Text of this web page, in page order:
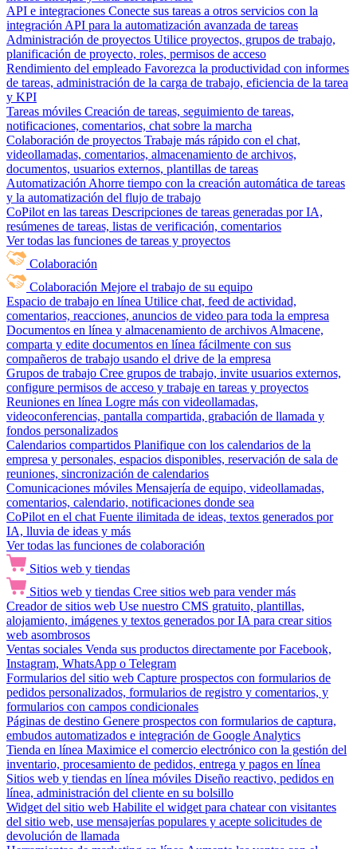
API e integraciones Conecte sus tareas a otros servicios con la
integración API para la automatización avanzada de tareas
Administración de proyectos Utilice proyectos, grupos de trabajo,
planificación de proyecto, roles, permisos de acceso
Rendimiento del empleado Favorezca la productividad con informes
de tareas, administración de la carga de trabajo, eficiencia de la tarea
y KPI
Tareas móviles Creación de tareas, seguimiento de tareas,
notificaciones, comentarios, chat sobre la marcha
Colaboración de proyectos Trabaje más rápido con el chat,
videollamadas, comentarios, almacenamiento de archivos,
documentos, usuarios externos, plantillas de tareas
Automatización Ahorre tiempo con la creación automática de tareas
y la automatización del flujo de trabajo
CoPilot en las tareas Descripciones de tareas generadas por IA,
resúmenes de tareas, listas de verificación, comentarios
Ver todas las funciones de tareas y proyectos
Colaboración
Colaboración Mejore el trabajo de su equipo
Espacio de trabajo en línea Utilice chat, feed de actividad,
comentarios, reacciones, anuncios de video para toda la empresa
Documentos en línea y almacenamiento de archivos Almacene,
comparta y edite documentos en línea fácilmente con sus
compañeros de trabajo usando el drive de la empresa
Grupos de trabajo Cree grupos de trabajo, invite usuarios externos,
configure permisos de acceso y trabaje en tareas y proyectos
Reuniones en línea Logre más con videollamadas,
videoconferencias, pantalla compartida, grabación de llamada y
fondos personalizados
Calendarios compartidos Planifique con los calendarios de la
empresa y personales, espacios disponibles, reservación de sala de
reuniones, sincronización de calendarios
Comunicaciones móviles Mensajería de equipo, videollamadas,
comentarios, calendario, notificaciones donde sea
CoPilot en el chat Fuente ilimitada de ideas, textos generados por
IA, lluvia de ideas y más
Ver todas las funciones de colaboración
Sitios web y tiendas
Sitios web y tiendas Cree sitios web para vender más
Creador de sitios web Use nuestro CMS gratuito, plantillas,
alojamiento, imágenes y textos generados por IA para crear sitios
web asombrosos
Ventas sociales Venda sus productos directamente por Facebook,
Instagram, WhatsApp o Telegram
Formularios del sitio web Capture prospectos con formularios de
pedidos personalizados, formularios de registro y comentarios, y
formularios con campos condicionales
Páginas de destino Genere prospectos con formularios de captura,
embudos automatizados e integración de Google Analytics
Tienda en línea Maximice el comercio electrónico con la gestión del
inventario, procesamiento de pedidos, entrega y pagos en línea
Sitios web y tiendas en línea móviles Diseño reactivo, pedidos en
línea, administración del cliente en su bolsillo
Widget del sitio web Habilite el widget para chatear con visitantes
del sitio web, use mensajerías populares y acepte solicitudes de
devolución de llamada